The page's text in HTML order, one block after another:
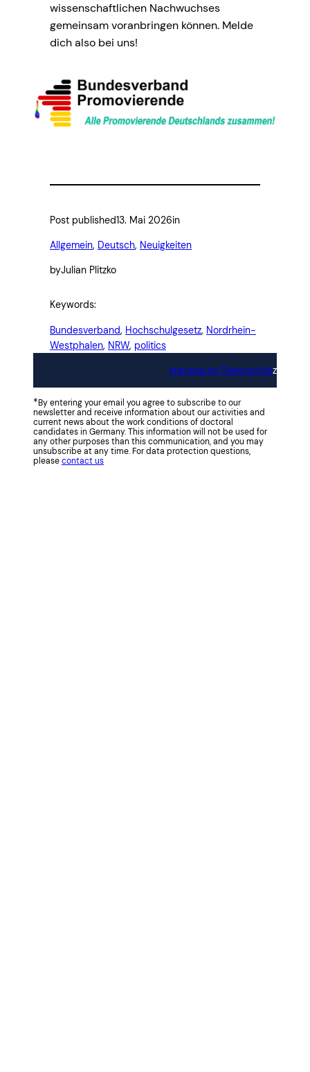
wissenschaftlichen Nachwuchses
gemeinsam voranbringen können. Melde
dich also bei uns!
Post published13. Mai 2026in
Allgemein, Deutsch, Neuigkeiten
byJulian Plitzko
Keywords:
Bundesverband, Hochschulgesetz, Nordrhein-
Westphalen, NRW, politics
Impressum Datenschutz
*By entering your email you agree to subscribe to our
newsletter and receive information about our activities and
current news about the work conditions of doctoral
candidates in Germany. This information will not be used for
any other purposes than this communication, and you may
unsubscribe at any time. For data protection questions,
pleasecontact us